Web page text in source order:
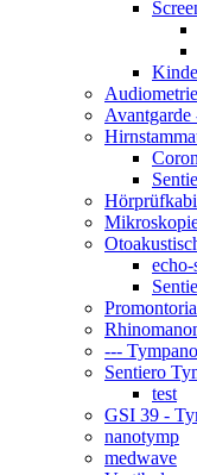
---
Sentiero
test
GSI 39 -
nanotymp
medwave